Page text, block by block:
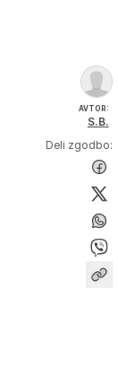
AVTOR:
S.B.
Deli zgodbo: